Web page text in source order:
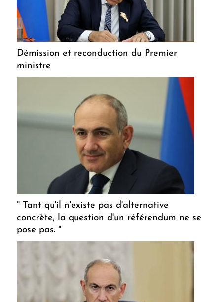
Démission et reconduction du Premier
ministre
" Tant qu'il n'existe pas d'alternative
concrète, la question d'un référendum ne se
pose pas. "